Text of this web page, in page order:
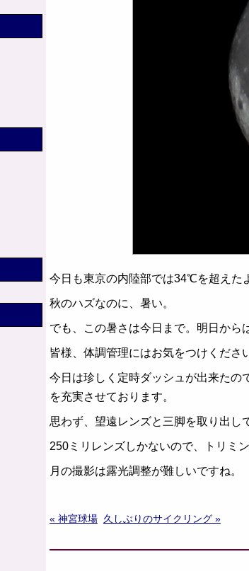
今日も東京の内陸部では34℃を超えた
秋のハズなのに、暑い。
でも、この暑さは今日まで。明日から
皆様、体調管理にはお気をつけくださ
今日は珍しく定時ダッシュが出来たの
を充実させております。
思わず、望遠レンズと三脚を取り出し
250ミリレンズしかないので、トリミ
月の撮影は露光調整が難しいですね。
« 神宮球場 久しぶりのサイクリング »